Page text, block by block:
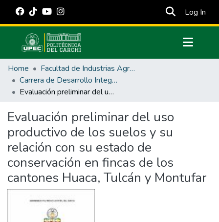
Log In
Communities & Collections
All of DSpace
Statistics
Estadísticas Externas
Manuales
Home
Facultad de Industrias Agropecuarias y Ciencias Ambientales
Carrera de Desarrollo Integral Agropecuario
Evaluación preliminar del uso productivo de los suelos y su relación con su estado de conservación en fincas de los cantones Huaca, Tulcán y Montufar
Evaluación preliminar del uso
productivo de los suelos y su
relación con su estado de
conservación en fincas de los
cantones Huaca, Tulcán y Montufar